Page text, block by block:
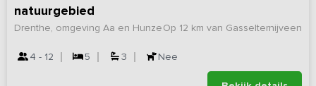
natuurgebied
Op 12 km van Gasselternijveen
Drenthe, omgeving Aa en Hunze
4 - 12 5 3 Nee